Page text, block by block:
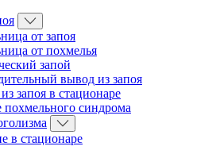
от запоя
от похмелья
запой
вывод из запоя
запоя в стационаре
похмельного синдрома
в стационаре